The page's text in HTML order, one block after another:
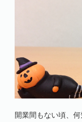
開業間もない頃、